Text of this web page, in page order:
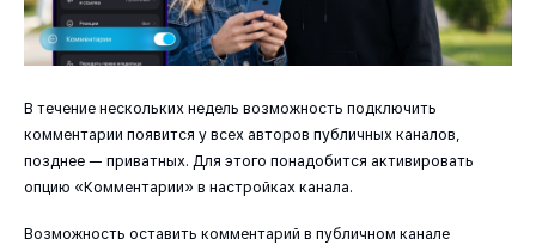
В течение нескольких недель возможность подключить
комментарии появится у всех авторов публичных каналов,
позднее — приватных. Для этого понадобится активировать
опцию «Комментарии» в настройках канала.
Возможность оставить комментарий в публичном канале